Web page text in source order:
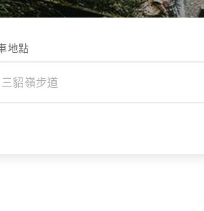
地點